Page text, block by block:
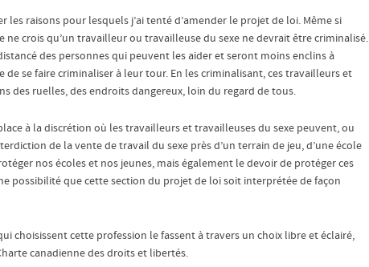
les raisons pour lesquels j’ai tenté d’amender le projet de loi. Même si
ne crois qu’un travailleur ou travailleuse du sexe ne devrait être criminalisé.
des personnes qui peuvent les aider et seront moins enclins à
se faire criminaliser à leur tour. En les criminalisant, ces travailleurs et
des ruelles, des endroits dangereux, loin du regard de tous.
à la discrétion où les travailleurs et travailleuses du sexe peuvent, ou
de la vente de travail du sexe près d’un terrain de jeu, d’une école
nos écoles et nos jeunes, mais également le devoir de protéger ces
possibilité que cette section du projet de loi soit interprétée de façon
choisissent cette profession le fassent à travers un choix libre et éclairé,
canadienne des droits et libertés.